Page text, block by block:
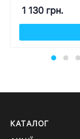
1 130 грн.
КАТАЛОГ